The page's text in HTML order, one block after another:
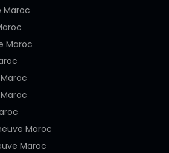
Maroc
Maroc
Maroc
Maroc